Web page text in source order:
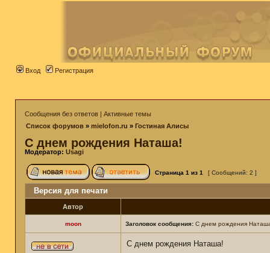
Вход Регистрация
Сообщения без ответов | Активные темы
Список форумов » mielofon.ru » Гостиная Алисы
С днем рождения Наташа!
Модератор: Usagi
Страница 1 из 1 [ Сообщений: 2 ]
Версия для печати
Автор
moon Заголовок сообщения: С днем рождения
С днем рождения Наташа!